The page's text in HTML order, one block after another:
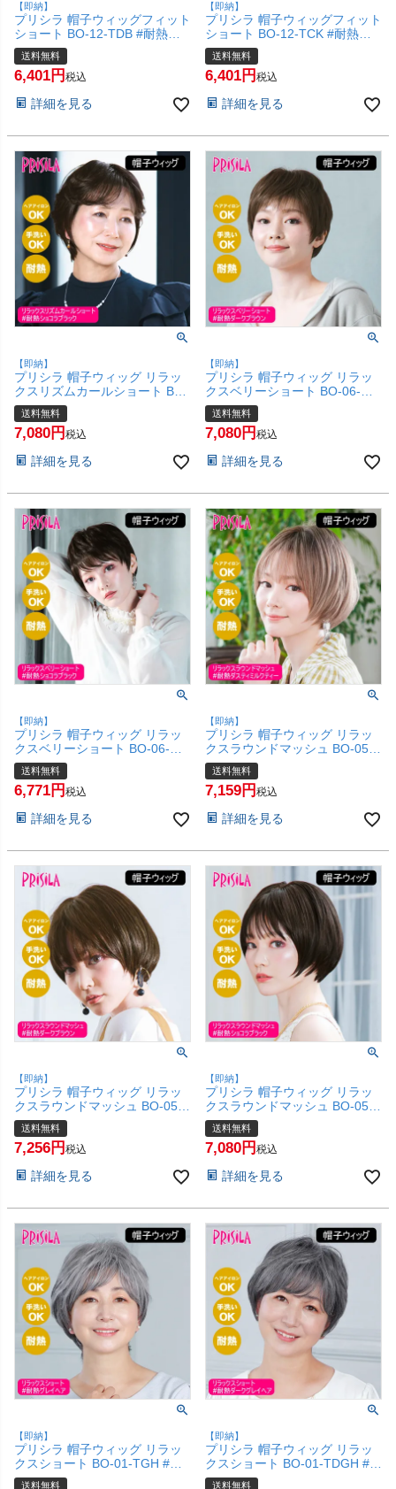
【即納】
プリシラ 帽子ウィッグフィット
ショート BO-12-TDB #耐熱ダ
ークブラウン Sサイズ(約52～
56ccm)【医療用 フルウィッグ
かつら 和装 コスプレ 自然 おし
お手軽 初心者向け ボブ 金属不
料無料】(6057727)
送料無料
6,401 税込
詳細を見る
【即納】
プリシラ 帽子ウィッグフィット
ショート BO-12-TCK #耐熱シ
ョコラブラック Sサイズ(約52
～56ccm)【医療用 フルウィッ
グ かつら 和装 コスプレ 自然
簡単 お手軽 初心者向け ボブ 金
便送料無料】(6057726)
送料無料
6,401 税込
詳細を見る
【即納】
プリシラ 帽子ウィッグ リラッ
クスリズムカールショート BO-
07-TCK #耐熱ショコラブラッ
ク Mサイズ(約54～60cm)【医
療用 フルウィッグ かつら 和装
軽 初心者向け ボブ 金属不使用
料】(6057671)
送料無料
7,080 税込
詳細を見る
【即納】
プリシラ 帽子ウィッグ リラッ
クスベリーショート BO-06-
TDB #耐熱ダークブラウン Mサ
イズ(約54～60cm)【医療用 フ
ルウィッグ かつら 和装 かわい
心者向け ボブ 金属不使用 締め
(6057668)
送料無料
7,080 税込
詳細を見る
【即納】
プリシラ 帽子ウィッグ リラッ
クスベリーショート BO-06-
TCK #耐熱ショコラブラック M
サイズ(約54～60cm)【医療用
フルウィッグ かつら 和装 かわ
初心者向け ボブ 金属不使用 締
料】(6057667)
送料無料
6,771 税込
詳細を見る
【即納】
プリシラ 帽子ウィッグ リラッ
クスラウンドマッシュ BO-05-
TDMT #耐熱ダスティミルクテ
ィー Mサイズ(約54～60cm)
【医療用 フルウィッグ かつら
お手軽 初心者向け 女性 ボブ 金
便送料無料】(6057666)
送料無料
7,159 税込
詳細を見る
【即納】
プリシラ 帽子ウィッグ リラッ
クスラウンドマッシュ BO-05-
TDB #耐熱ダークブラウン Mサ
イズ(約54～60cm)【医療用 フ
ルウィッグ かつら 和装 かわい
心者向け 女性 ボブ 金属不使用
料】(6057665)
送料無料
7,256 税込
詳細を見る
【即納】
プリシラ 帽子ウィッグ リラッ
クスラウンドマッシュ BO-05-
TCK #耐熱ショコラブラック M
サイズ(約54～60cm)【医療用
フルウィッグ かつら 和装 かわ
初心者向け 女性 ボブ 金属不使
無料】(6057664)
送料無料
7,080 税込
詳細を見る
【即納】
プリシラ 帽子ウィッグ リラッ
クスショート BO-01-TGH #耐
熱グレイヘア Mサイズ(約54～
送料無料
【即納】
プリシラ 帽子ウィッグ リラッ
クスショート BO-01-TDGH #耐
熱ダークグレイヘア Mサイズ
送料無料